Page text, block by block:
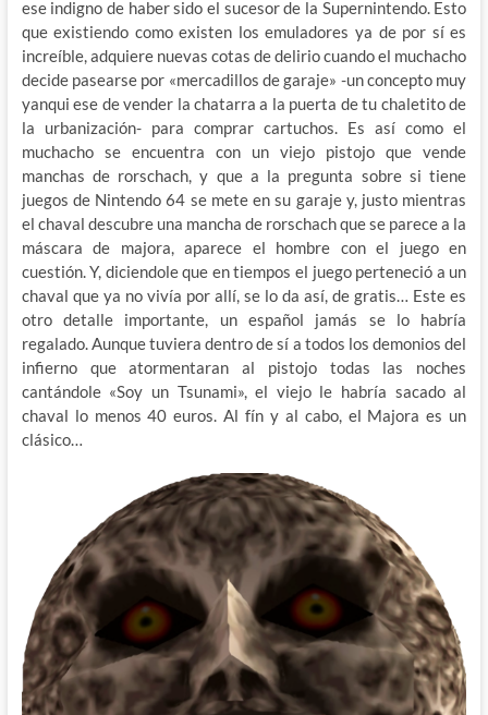
ese indigno de haber sido el sucesor de la Supernintendo. Esto
que existiendo como existen los emuladores ya de por sí es
increíble, adquiere nuevas cotas de delirio cuando el muchacho
decide pasearse por «mercadillos de garaje» -un concepto muy
yanqui ese de vender la chatarra a la puerta de tu chaletito de
la urbanización- para comprar cartuchos. Es así como el
muchacho se encuentra con un viejo pistojo que vende
manchas de rorschach, y que a la pregunta sobre si tiene
juegos de Nintendo 64 se mete en su garaje y, justo mientras
el chaval descubre una mancha de rorschach que se parece a la
máscara de majora, aparece el hombre con el juego en
cuestión. Y, diciendole que en tiempos el juego perteneció a un
chaval que ya no vivía por allí, se lo da así, de gratis… Este es
otro detalle importante, un español jamás se lo habría
regalado. Aunque tuviera dentro de sí a todos los demonios del
infierno que atormentaran al pistojo todas las noches
cantándole «Soy un Tsunami», el viejo le habría sacado al
chaval lo menos 40 euros. Al fín y al cabo, el Majora es un
clásico…